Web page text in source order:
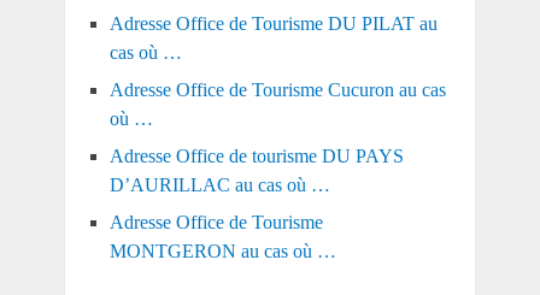
Adresse Office de Tourisme DU PILAT au
cas où …
Adresse Office de Tourisme Cucuron au cas
où …
Adresse Office de tourisme DU PAYS
D’AURILLAC au cas où …
Adresse Office de Tourisme
MONTGERON au cas où …